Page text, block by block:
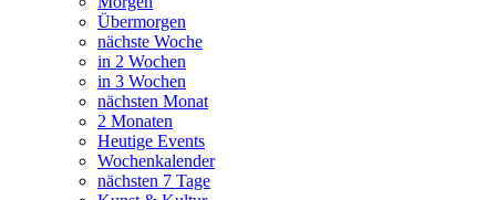
Übermorgen
nächste Woche
in 2 Wochen
in 3 Wochen
nächsten Monat
2 Monaten
Heutige Events
Wochenkalender
nächsten 7 Tage